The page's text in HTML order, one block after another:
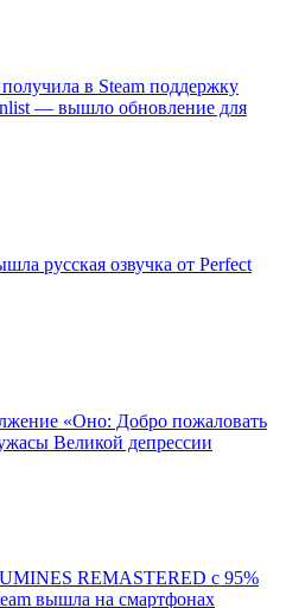
в Steam поддержку
— вышло обновление для
русская озвучка от Perfect
«Оно: Добро пожаловать
Великой депрессии
REMASTERED с 95%
вышла на смартфонах